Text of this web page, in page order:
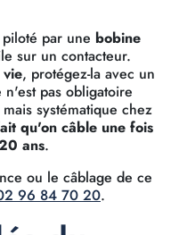
par une bobine
sur un contacteur.
, protégez-la avec un
n'est pas obligatoire
systématique chez
qu'on câble une fois
ans.
ou le câblage de ce
96 84 70 20.